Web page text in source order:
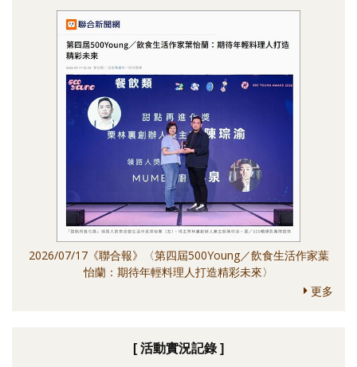
2026/07/17《聯合報》〈第四屆500Young／飲食生活作家葉
怡蘭：期待年輕料理人打造精彩未來〉
更多
[ 活動實況記錄 ]